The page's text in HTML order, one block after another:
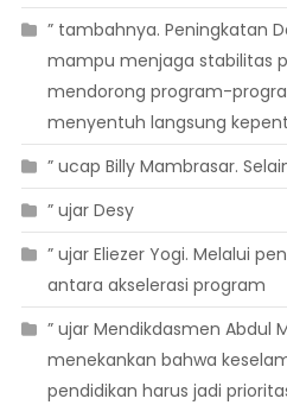
” tambahnya. Peningkatan
mampu menjaga stabilitas
mendorong program-
menyentuh langsung
” ucap Billy Mambrasar.
” ujar Desy
” ujar Eliezer Yogi. Melalui
antara akselerasi program
” ujar Mendikdasmen Abdul
menekankan bahwa
pendidikan harus jadi